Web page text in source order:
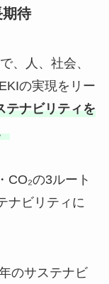
待
、人、社会、
の実現をリー
テナビリティを
CO₂の3ルート
ナビリティに
のサステナビ